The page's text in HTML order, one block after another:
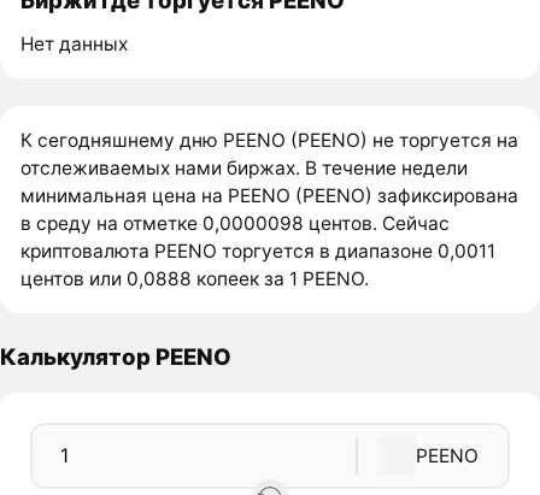
Нет данных
К сегодняшнему дню PEENO (PEENO) не торгуется на
отслеживаемых нами биржах. В течение недели
минимальная цена на PEENO (PEENO) зафиксирована
в среду на отметке 0,0000098 центов. Сейчас
криптовалюта PEENO торгуется в диапазоне 0,0011
центов или 0,0888 копеек за 1 PEENO.
Калькулятор PEENO
PEENO